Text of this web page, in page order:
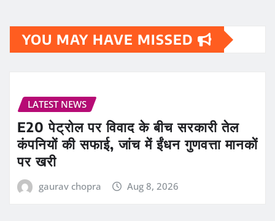
YOU MAY HAVE MISSED
LATEST NEWS
E20 पेट्रोल पर विवाद के बीच सरकारी तेल
कंपनियों की सफाई, जांच में ईंधन गुणवत्ता मानकों
पर खरी
gaurav chopra Aug 8, 2026